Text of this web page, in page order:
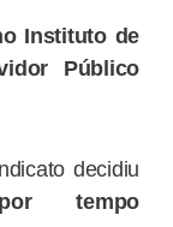
Instituto de
Público
decidiu
tempo